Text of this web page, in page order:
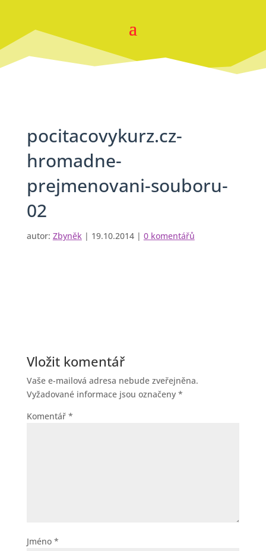
pocitacovykurz.cz-
hromadne-
prejmenovani-souboru-
02
autor: Zbyněk| 19.10.2014| 0 komentářů
Vložit komentář
Vaše e-mailová adresa nebude zveřejněna.
Vyžadované informace jsou označeny *
Komentář *
Jméno *